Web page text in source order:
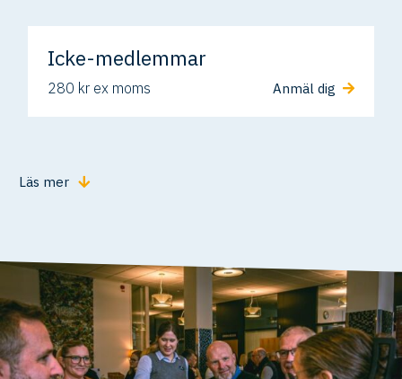
Icke-medlemmar
280 kr ex moms Anmäl dig
Läs mer